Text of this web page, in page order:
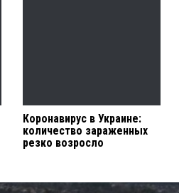
Коронавирус в Украине:
количество зараженных
резко возросло